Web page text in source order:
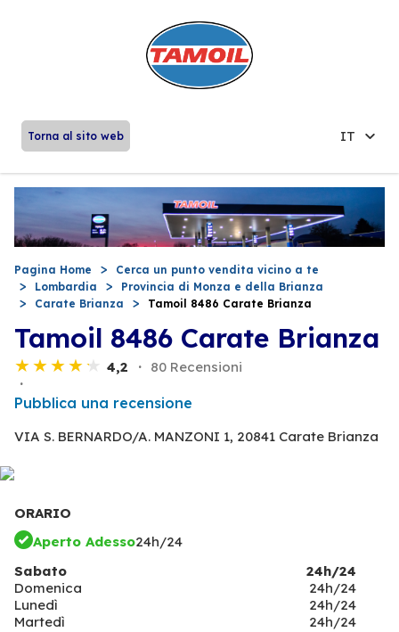
Torna al sito web IT
Pagina Home
Cerca un punto vendita vicino a te
Lombardia
Provincia di Monza e della Brianza
Carate Brianza
Tamoil 8486 Carate Brianza
Tamoil 8486 Carate Brianza
4,2 80 Recensioni
Pubblica una recensione
VIA S. BERNARDO/A. MANZONI 1, 20841 Carate Brianza
ORARIO
Aperto Adesso24h/24
Sabato
24h/24
Domenica
24h/24
Lunedì
24h/24
Martedì
24h/24